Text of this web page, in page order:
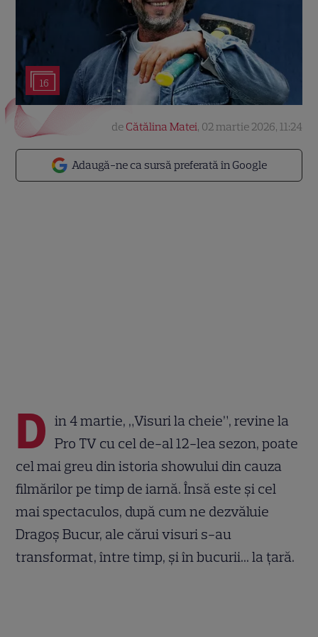
16
Adaugă-ne ca sursă preferată în Google
de Cătălina Matei, 02 martie 2026, 11:24
D in 4 martie, „Visuri la cheie”, revine la
Pro TV cu cel de-al 12-lea sezon, poate
cel mai greu din istoria showului din cauza
filmărilor pe timp de iarnă. Însă este și cel
mai spectaculos, după cum ne dezvăluie
Dragoș Bucur, ale cărui visuri s-au
transformat, între timp, și în bucurii... la țară.